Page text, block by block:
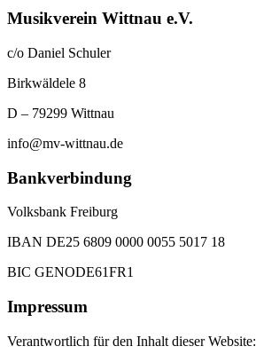
Musikverein Wittnau e.V.
c/o Daniel Schuler
Birkwäldele 8
D – 79299 Wittnau
info@mv-wittnau.de
Bankverbindung
Volksbank Freiburg
IBAN DE25 6809 0000 0055 5017 18
BIC GENODE61FR1
Impressum
Verantwortlich für den Inhalt dieser Website: